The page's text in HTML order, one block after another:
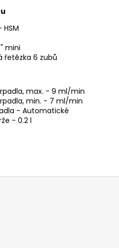
mini
řetězka 6 zubů
max. - 9 ml/min
min. - 7 ml/min
- Automatické
- 0.2 l